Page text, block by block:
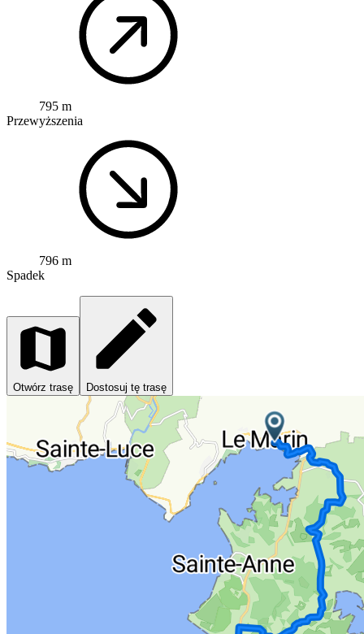
795 m
Przewyższenia
796 m
Spadek
Otwórz trasę Dostosuj tę trasę